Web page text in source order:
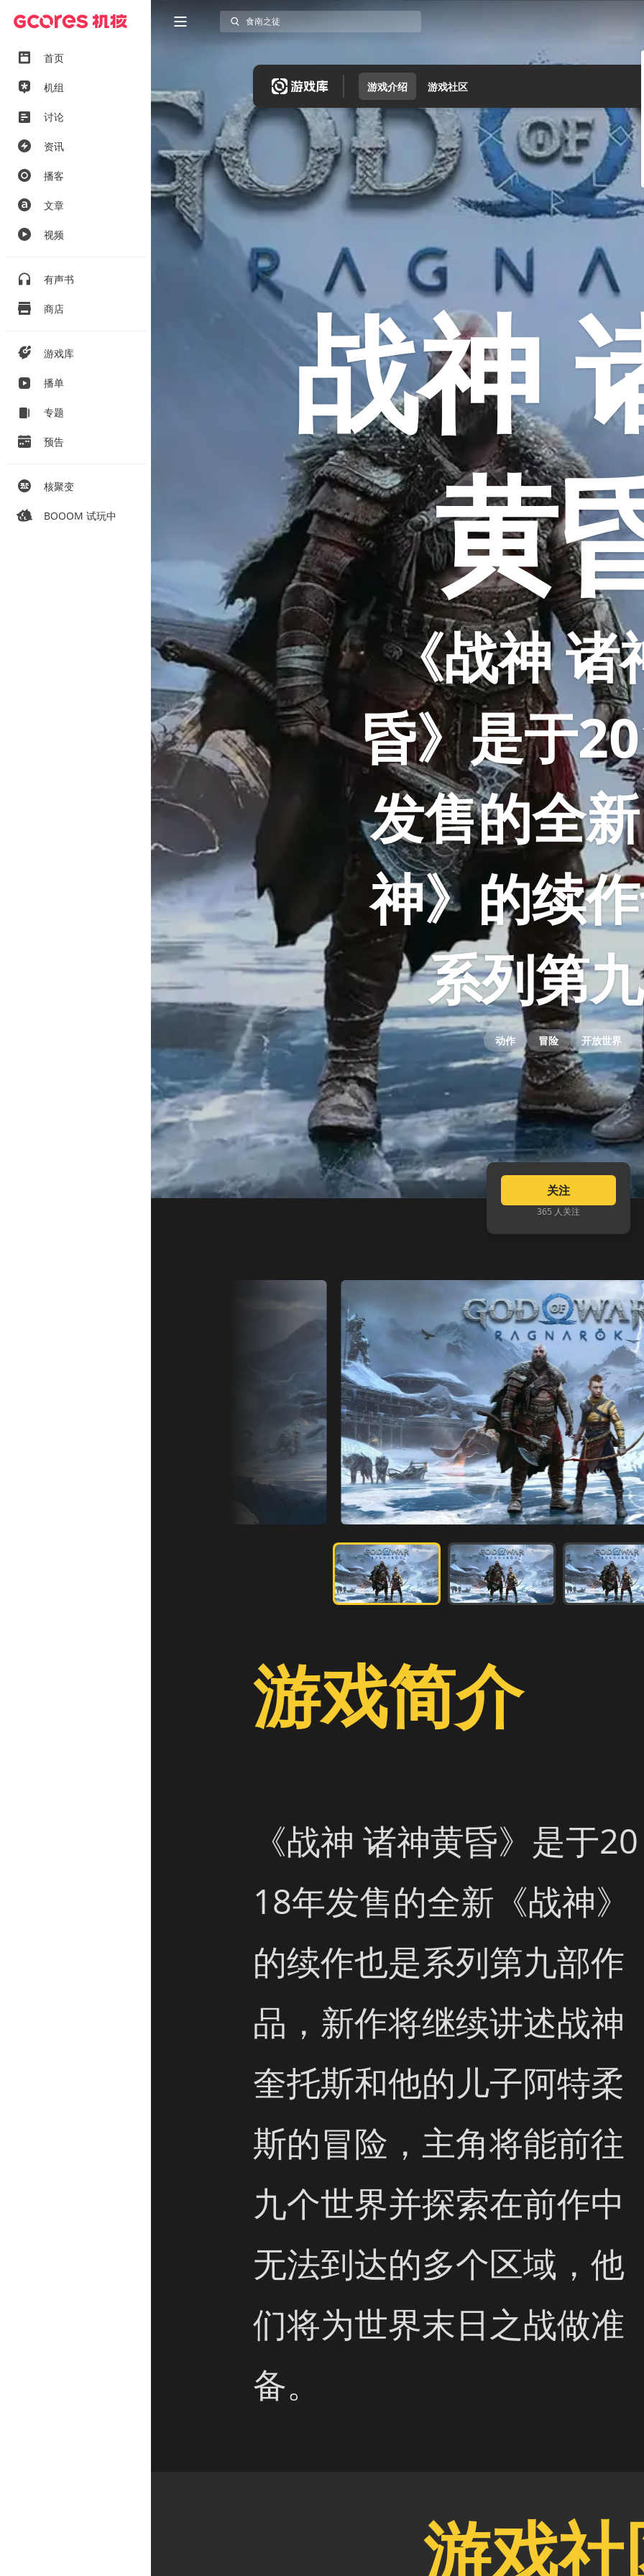
首页
机组
讨论
资讯
播客
文章
视频
有声书
商店
游戏库
播单
专题
预告
核聚变
BOOOM 试玩中
游戏介绍 游戏社区
战神
黄
《战神 诸
昏》是于
发售的全
神》的续
系列第
动作 冒险 开放世界
关注
365 人关注
游戏简介
《战神 诸神黄昏》是于20
18年发售的全新《战神》
的续作也是系列第九部作
品，新作将继续讲述战神
奎托斯和他的儿子阿特柔
斯的冒险，主角将能前往
九个世界并探索在前作中
无法到达的多个区域，他
们将为世界末日之战做准
备。
游戏